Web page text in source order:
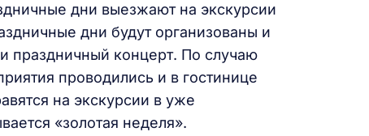
дни выезжают на экскурсии
дни будут организованы и
праздничный концерт. По случаю
проводились и в гостинице
на экскурсии в уже
«золотая неделя».